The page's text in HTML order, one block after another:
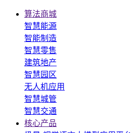
算法商城
智慧能源
智能制造
智慧零售
建筑地产
智慧园区
无人机应用
智慧城管
智慧交通
核心产品